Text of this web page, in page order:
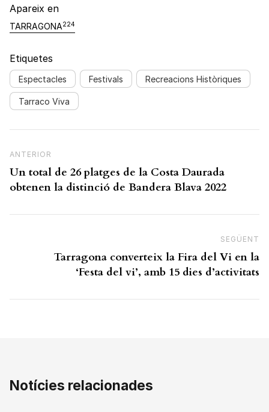
Apareix en
TARRAGONA224
Etiquetes
Espectacles Festivals Recreacions Històriques
Tarraco Viva
Previous Post
ANTERIOR
Un total de 26 platges de la Costa Daurada
obtenen la distinció de Bandera Blava 2022
SEGÜENT
Tarragona converteix la Fira del Vi en la
‘Festa del vi’, amb 15 dies d’activitats
Notícies relacionades